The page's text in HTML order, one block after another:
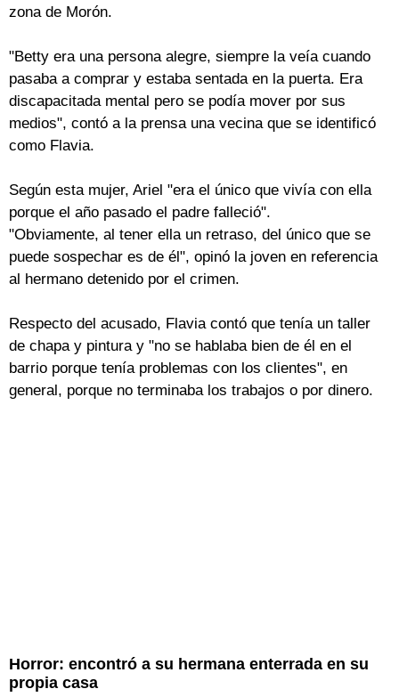
zona de Morón.
"Betty era una persona alegre, siempre la veía cuando
pasaba a comprar y estaba sentada en la puerta. Era
discapacitada mental pero se podía mover por sus
medios", contó a la prensa una vecina que se identificó
como Flavia.
Según esta mujer, Ariel "era el único que vivía con ella
porque el año pasado el padre falleció".
"Obviamente, al tener ella un retraso, del único que se
puede sospechar es de él", opinó la joven en referencia
al hermano detenido por el crimen.
Respecto del acusado, Flavia contó que tenía un taller
de chapa y pintura y "no se hablaba bien de él en el
barrio porque tenía problemas con los clientes", en
general, porque no terminaba los trabajos o por dinero.
Horror: encontró a su hermana enterrada en su
propia casa